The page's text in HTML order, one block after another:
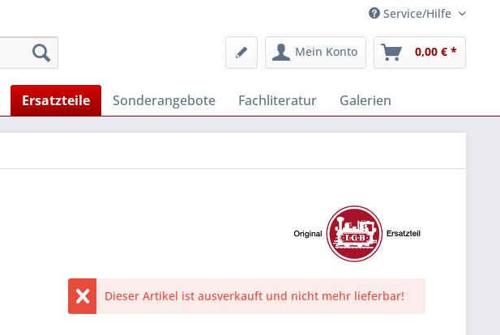
Service/Hilfe
Mein Konto
0,00 € *
Ersatzteile Sonderangebote Fachliteratur Galerien
Dieser Artikel ist ausverkauft und nicht mehr lieferbar!